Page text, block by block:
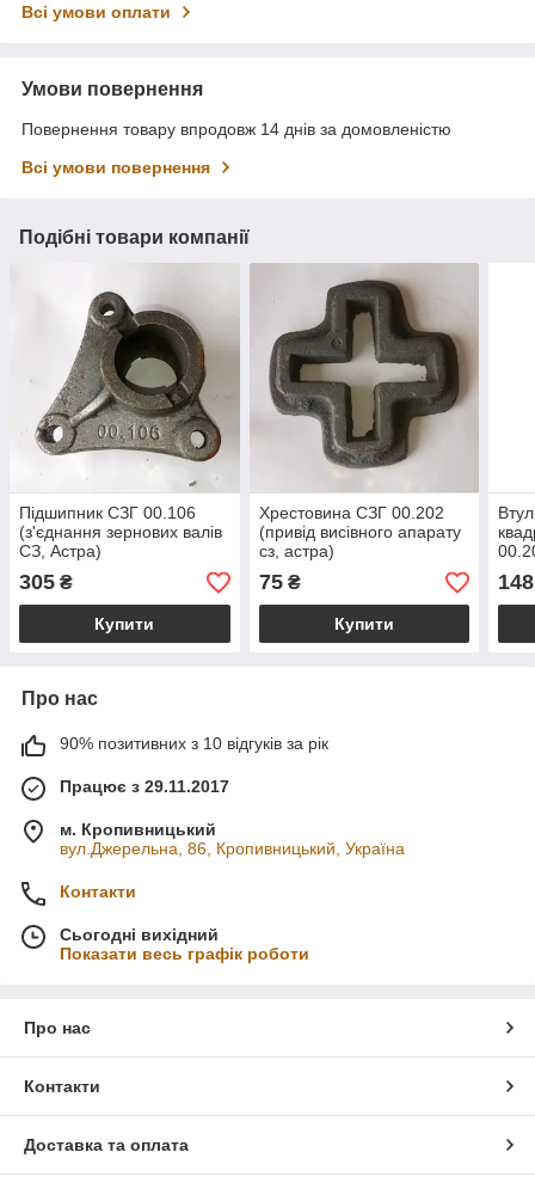
Всі умови оплати
Умови повернення
Повернення товару впродовж 14 днів за домовленістю
Всі умови повернення
Подібні товари компанії
Підшипник СЗГ 00.106
(з'єднання зернових валів
СЗ, Астра)
305 ₴
Купити
Хрестовина СЗГ 00.202
(привід висівного апарату
сз, астра)
75₴
Купити
148
Про нас
90% позитивних з 10 відгуків за рік
Працює з 29.11.2017
м. Кропивницький
вул.Джерельна, 86, Кропивницький, Україна
Контакти
Сьогодні вихідний
Показати весь графік роботи
Про нас
Контакти
Доставка та оплата